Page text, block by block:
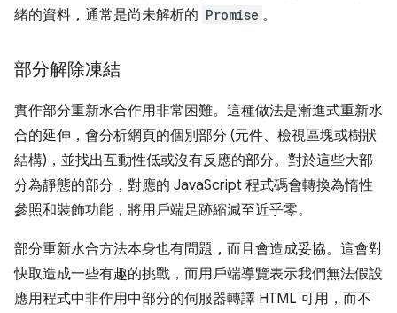
緒的資料，通常是尚未解析的 Promise 。
部分解除凍結
實作部分重新水合作用非常困難。這種做法是漸進式重新水
合的延伸，會分析網頁的個別部分 (元件、檢視區塊或樹狀
結構)，並找出互動性低或沒有反應的部分。對於這些大部
分為靜態的部分，對應的 JavaScript 程式碼會轉換為惰性
參照和裝飾功能，將用戶端足跡縮減至近乎零。
部分重新水合方法本身也有問題，而且會造成妥協。這會對
快取造成一些有趣的挑戰，而用戶端導覽表示我們無法假設
應用程式中非作用中部分的伺服器轉譯 HTML 可用，而不